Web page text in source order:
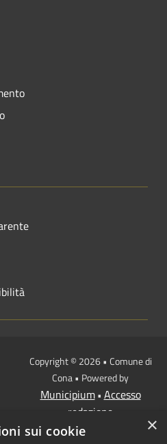
Copyright © 2026 • Comune di
Cona • Powered by
Municipium• Accesso
redazione
×
sui cookie